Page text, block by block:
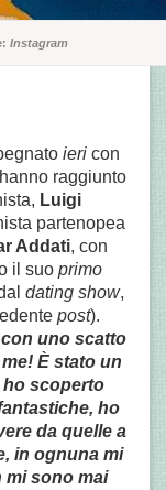
Instagram
ieri con
raggiunto
Luigi
partenopea
Addati, con
il suo primo
dating show,
post).
uno scatto
È stato un
ho scoperto
ho
da quelle a
in ognuna mi
mi sono mai